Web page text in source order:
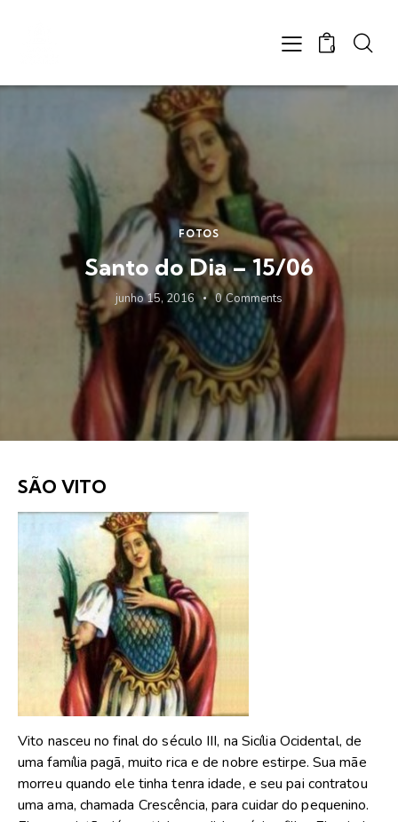
0
FOTOS
Santo do Dia – 15/06
junho 15, 2016 0 Comments
SÃO VITO
Vito nasceu no final do século III, na Sicília Ocidental, de
uma família pagã, muito rica e de nobre estirpe. Sua mãe
morreu quando ele tinha tenra idade, e seu pai contratou
uma ama, chamada Crescência, para cuidar do pequenino.